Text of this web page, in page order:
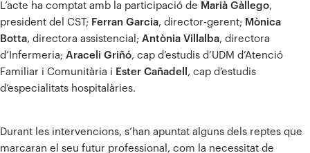
L’acte ha comptat amb la participació de Marià Gàllego,
president del CST; Ferran Garcia, director-gerent; Mònica
Botta, directora assistencial; Antònia Villalba, directora
d’Infermeria; Araceli Griñó, cap d’estudis d’UDM d’Atenció
Familiar i Comunitària i Ester Cañadell , cap d’estudis
d’especialitats hospitalàries.
Durant les intervencions, s’han apuntat alguns dels reptes que
marcaran el seu futur professional, com la necessitat de